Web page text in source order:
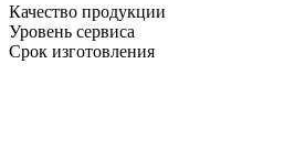
Качество продукции
Уровень сервиса
Срок изготовления